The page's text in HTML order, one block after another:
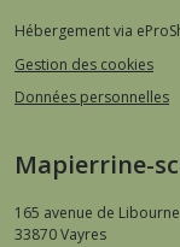
Hébergement via
Gestion des cookies
Données personnelles
Mapierrine-
165 avenue de Libourne
33870Vayres